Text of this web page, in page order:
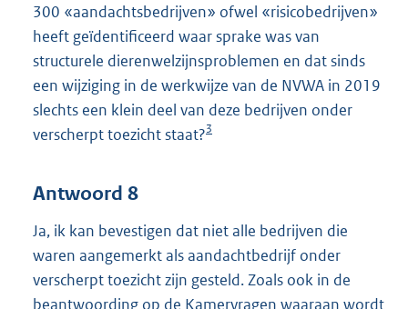
300 «aandachtsbedrijven» ofwel «risicobedrijven»
heeft geïdentificeerd waar sprake was van
structurele dierenwelzijnsproblemen en dat sinds
een wijziging in de werkwijze van de NVWA in 2019
slechts een klein deel van deze bedrijven onder
verscherpt toezicht staat?3
Antwoord 8
Ja, ik kan bevestigen dat niet alle bedrijven die
waren aangemerkt als aandachtbedrijf onder
verscherpt toezicht zijn gesteld. Zoals ook in de
beantwoording op de Kamervragen waaraan wordt